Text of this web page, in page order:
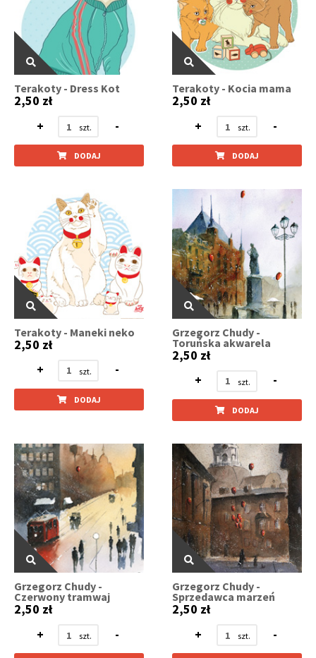
Terakoty - Dress Kot
2,50 zł
+
-
DODAJ
Terakoty - Kocia mama
2,50 zł
+
-
DODAJ
Terakoty - Maneki neko
2,50 zł
+
-
DODAJ
Grzegorz Chudy -
Toruńska akwarela
2,50 zł
+
-
DODAJ
Grzegorz Chudy -
Czerwony tramwaj
2,50 zł
+
-
Grzegorz Chudy -
Sprzedawca marzeń
2,50 zł
+
-